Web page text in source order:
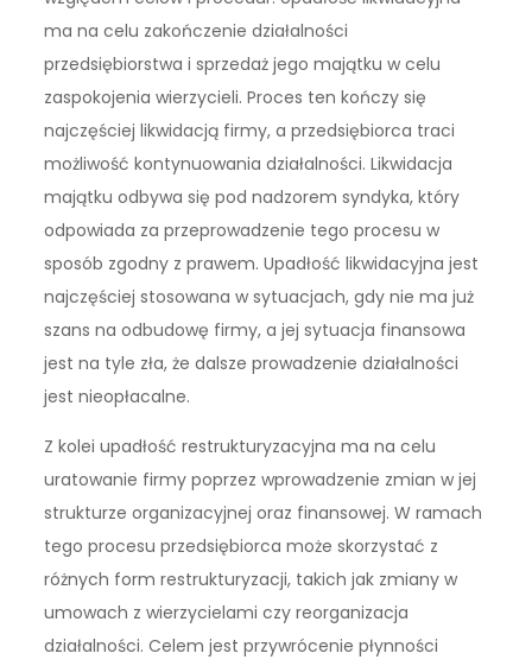
ma na celu zakończenie działalności
przedsiębiorstwa i sprzedaż jego majątku w celu
zaspokojenia wierzycieli. Proces ten kończy się
najczęściej likwidacją firmy, a przedsiębiorca traci
możliwość kontynuowania działalności. Likwidacja
majątku odbywa się pod nadzorem syndyka, który
odpowiada za przeprowadzenie tego procesu w
sposób zgodny z prawem. Upadłość likwidacyjna jest
najczęściej stosowana w sytuacjach, gdy nie ma już
szans na odbudowę firmy, a jej sytuacja finansowa
jest na tyle zła, że dalsze prowadzenie działalności
jest nieopłacalne.
Z kolei upadłość restrukturyzacyjna ma na celu
uratowanie firmy poprzez wprowadzenie zmian w jej
strukturze organizacyjnej oraz finansowej. W ramach
tego procesu przedsiębiorca może skorzystać z
różnych form restrukturyzacji, takich jak zmiany w
umowach z wierzycielami czy reorganizacja
działalności. Celem jest przywrócenie płynności